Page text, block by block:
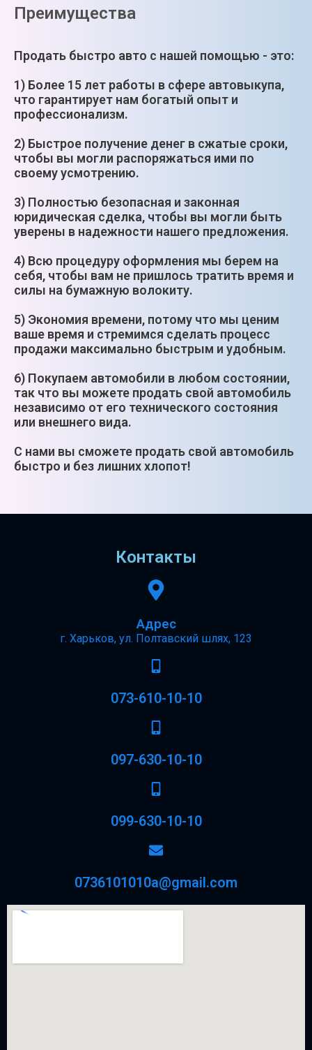
Преимущества
Продать быстро авто с нашей помощью - это:
1) Более 15 лет работы в сфере автовыкупа,
что гарантирует нам богатый опыт и
профессионализм.
2) Быстрое получение денег в сжатые сроки,
чтобы вы могли распоряжаться ими по
своему усмотрению.
3) Полностью безопасная и законная
юридическая сделка, чтобы вы могли быть
уверены в надежности нашего предложения.
4) Всю процедуру оформления мы берем на
себя, чтобы вам не пришлось тратить время и
силы на бумажную волокиту.
5) Экономия времени, потому что мы ценим
ваше время и стремимся сделать процесс
продажи максимально быстрым и удобным.
6) Покупаем автомобили в любом состоянии,
так что вы можете продать свой автомобиль
независимо от его технического состояния
или внешнего вида.
С нами вы сможете продать свой автомобиль
быстро и без лишних хлопот!
Контакты
Адрес
г. Харьков, ул. Полтавский шлях, 123
073-610-10-10
097-630-10-10
099-630-10-10
0736101010a@gmail.com